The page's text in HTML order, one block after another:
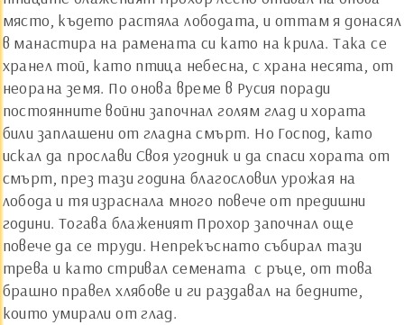
място, където растяла лободата, и оттам я донасял
в манастира на рамената си като на крила. Така се
хранел той, като птица небесна, с храна несята, от
неорана земя. По онова време в Русия поради
постоянните войни започнал голям глад и хората
били заплашени от гладна смърт. Но Господ, като
искал да прослави Своя угодник и да спаси хората от
смърт, през тази година благословил урожая на
лобода и тя израснала много повече от предишни
години. Тогава блаженият Прохор започнал още
повече да се труди. Непрекъснато събирал тази
трева и като стривал семената с ръце, от това
брашно правел хлябове и ги раздавал на бедните,
които умирали от глад.